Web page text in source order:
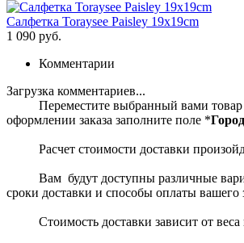
Салфетка Toraysee Paisley 19x19cm
1 090 руб.
Комментарии
Загрузка комментариев...
Переместите выбранный вами товар
оформлении заказа заполните поле *
Расчет стоимости доставки
Вам будут доступны различные
сроки доставки и способы оплаты вашего
Стоимость доставки зависит от веса